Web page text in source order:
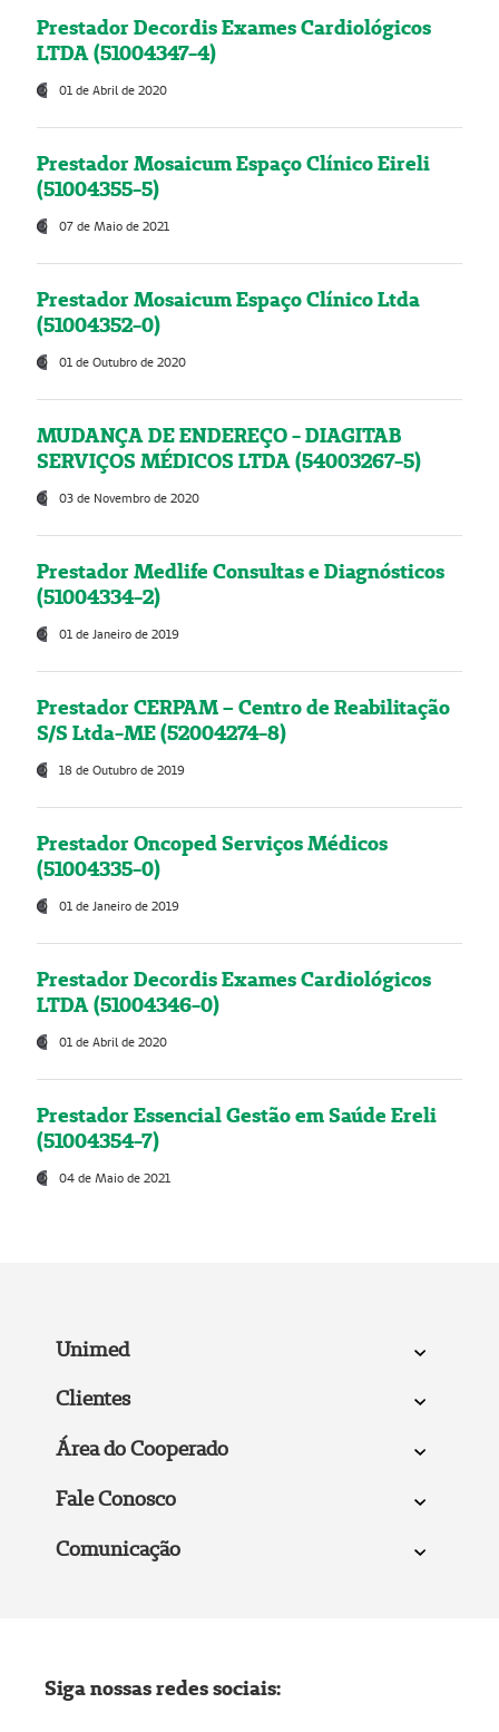
Prestador Decordis Exames Cardiológicos
LTDA (51004347-4)
01 de Abril de 2020
Prestador Mosaicum Espaço Clínico Eireli
(51004355-5)
07 de Maio de 2021
Prestador Mosaicum Espaço Clínico Ltda
(51004352-0)
01 de Outubro de 2020
MUDANÇA DE ENDEREÇO - DIAGITAB
SERVIÇOS MÉDICOS LTDA (54003267-5)
03 de Novembro de 2020
Prestador Medlife Consultas e Diagnósticos
(51004334-2)
01 de Janeiro de 2019
Prestador CERPAM – Centro de Reabilitação
S/S Ltda-ME (52004274-8)
18 de Outubro de 2019
Prestador Oncoped Serviços Médicos
(51004335-0)
01 de Janeiro de 2019
Prestador Decordis Exames Cardiológicos
LTDA (51004346-0)
01 de Abril de 2020
Prestador Essencial Gestão em Saúde Ereli
(51004354-7)
04 de Maio de 2021
Unimed
Clientes
Área do Cooperado
Fale Conosco
Comunicação
Siga nossas redes sociais: